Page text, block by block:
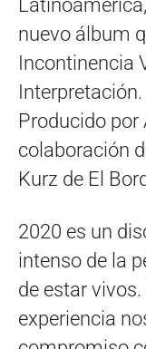
nuevo álbum
Incontinencia
Interpretación.
Producido por
colaboración
Kurz de El
2020 es un
intenso de la
de estar
experiencia